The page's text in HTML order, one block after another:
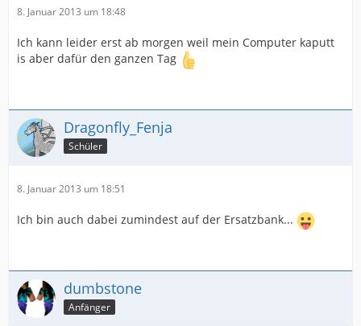
8. Januar 2013 um 18:48
Ich kann leider erst ab morgen weil mein Computer kaputt
is aber dafür den ganzen Tag
Dragonfly_Fenja
Schüler
8. Januar 2013 um 18:51
Ich bin auch dabei zumindest auf der Ersatzbank...
dumbstone
Anfänger